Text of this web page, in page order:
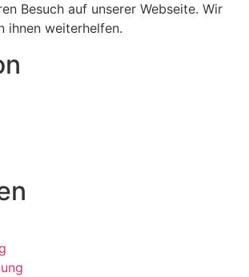
Besuch auf unserer Webseite. Wir
ihnen weiterhelfen.